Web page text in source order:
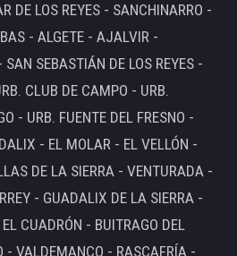
DE LOS REYES - SANCHINARRO -
- ALGETE - AJALVIR -
SEBASTIÁN DE LOS REYES -
CLUB DE CAMPO - URB.
- URB. FUENTE DEL FRESNO -
- EL MOLAR - EL VELLÓN -
DE LA SIERRA - VENTURADA -
- GUADALIX DE LA SIERRA -
CUADRÓN - BUITRAGO DEL
- VALDEMANCO - RASCAFRÍA -